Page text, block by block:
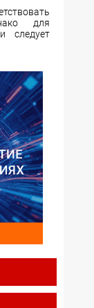
для
следует